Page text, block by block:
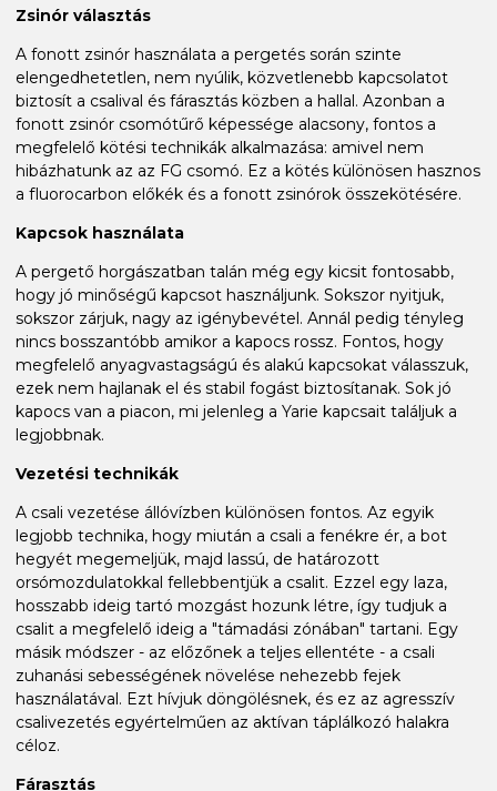
Zsinór választás
A fonott zsinór használata a pergetés során szinte
elengedhetetlen, nem nyúlik, közvetlenebb kapcsolatot
biztosít a csalival és fárasztás közben a hallal. Azonban a
fonott zsinór csomótűrő képessége alacsony, fontos a
megfelelő kötési technikák alkalmazása: amivel nem
hibázhatunk az az FG csomó. Ez a kötés különösen hasznos
a fluorocarbon előkék és a fonott zsinórok összekötésére.
Kapcsok használata
A pergető horgászatban talán még egy kicsit fontosabb,
hogy jó minőségű kapcsot használjunk. Sokszor nyitjuk,
sokszor zárjuk, nagy az igénybevétel. Annál pedig tényleg
nincs bosszantóbb amikor a kapocs rossz. Fontos, hogy
megfelelő anyagvastagságú és alakú kapcsokat válasszuk,
ezek nem hajlanak el és stabil fogást biztosítanak. Sok jó
kapocs van a piacon, mi jelenleg a Yarie kapcsait találjuk a
legjobbnak.
Vezetési technikák
A csali vezetése állóvízben különösen fontos. Az egyik
legjobb technika, hogy miután a csali a fenékre ér, a bot
hegyét megemeljük, majd lassú, de határozott
orsómozdulatokkal fellebbentjük a csalit. Ezzel egy laza,
hosszabb ideig tartó mozgást hozunk létre, így tudjuk a
csalit a megfelelő ideig a "támadási zónában" tartani. Egy
másik módszer - az előzőnek a teljes ellentéte - a csali
zuhanási sebességének növelése nehezebb fejek
használatával. Ezt hívjuk döngölésnek, és ez az agresszív
csalivezetés egyértelműen az aktívan táplálkozó halakra
céloz.
Fárasztás